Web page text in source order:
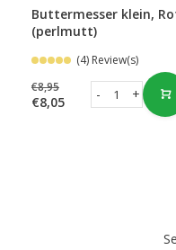
Buttermesser klein,
(perlmutt)
(4) Review(s)
€8,95
€8,05 +
-